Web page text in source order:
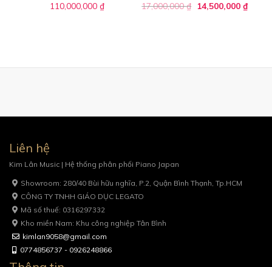
110,000,000₫ 17,000,000₫ 14,500,000₫
Liên hệ
Kim Lân Music | Hệ thống phân phối Piano Japan
Showroom: 280/40 Bùi hữu nghĩa, P.2, Quận Bình Thạnh, Tp.HCM
CÔNG TY TNHH GIÁO DỤC LEGATO
Mã số thuế: 0316297332
Kho miền Nam: Khu công nghiệp Tân Bình
kimlan9058@gmail.com
0774856737 - 0926248866